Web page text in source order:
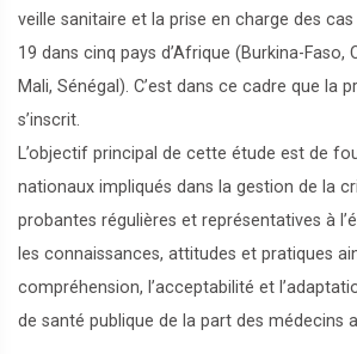
veille sanitaire et la prise en charge des
19 dans cinq pays d’Afrique (Burkina-Faso,
Mali, Sénégal). C’est dans ce cadre que la
s’inscrit.
L’objectif principal de cette étude est de
nationaux impliqués dans la gestion de la
probantes régulières et représentatives à
les connaissances, attitudes et pratiques
compréhension, l’acceptabilité et
de santé publique de la part des médecins